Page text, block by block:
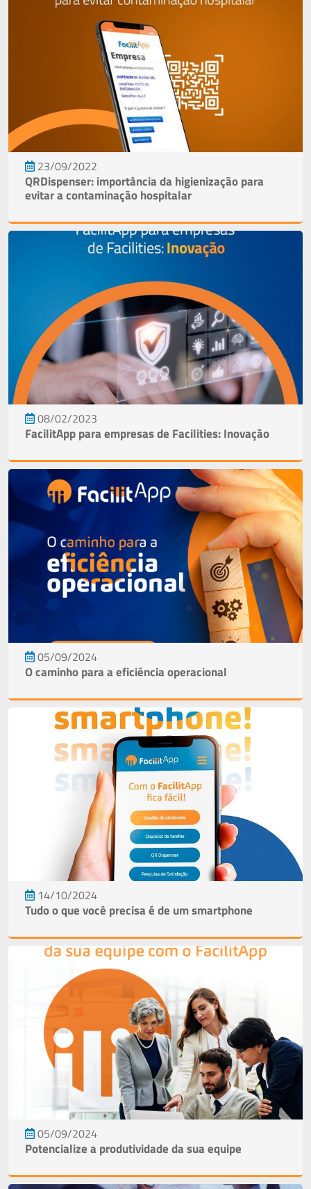
23/09/2022
QRDispenser: importância da higienização para
evitar a contaminação hospitalar
08/02/2023
FacilitApp para empresas de Facilities: Inovação
05/09/2024
O caminho para a eficiência operacional
14/10/2024
Tudo o que você precisa é de um smartphone
05/09/2024
Potencialize a produtividade da sua equipe